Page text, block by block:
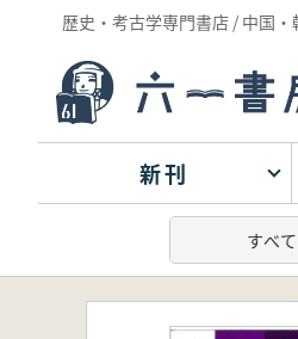
歴史・考古学専門書店 / 中国
新刊